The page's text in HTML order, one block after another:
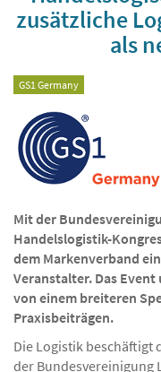
zusätzliche
GS1 Germany
Mit der
Handelslogistik-
dem Markenverband
Veranstalter. Das
von einem breiteren
Praxisbeiträgen.